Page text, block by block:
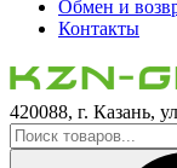
Обмен и
Контакты
420088, г. Казань,